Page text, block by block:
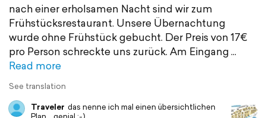
nach einer erholsamen Nacht sind wir zum
Frühstücksrestaurant. Unsere Übernachtung
wurde ohne Frühstück gebucht. Der Preis von 17€
pro Person schreckte uns zurück. Am Eingang
Read more
See translation
Traveler das nenne ich mal einen übersichtlichen